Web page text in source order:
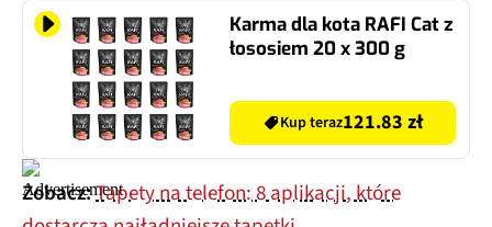
Przezroczysty (2 szt.)
Karma dla kota RAFI Cat z
łososiem 20 x 300 g
Kup teraz121.83 zł
Zobacz:Tapety na telefon: 8 aplikacji, które